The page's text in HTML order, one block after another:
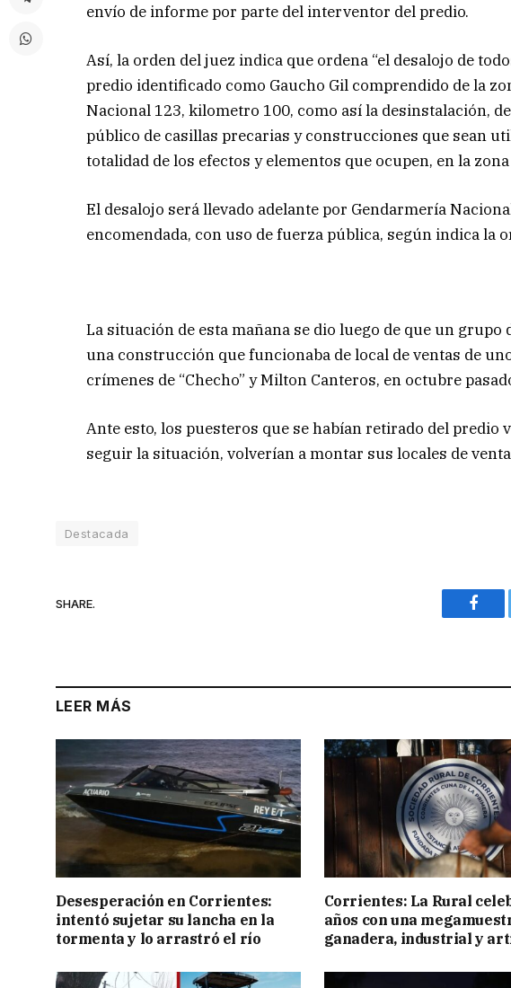
envío de informe por parte del interventor del predio.
Así, la orden del juez indica que ordena “el desalojo de
predio identificado como Gaucho Gil comprendido de la
Nacional 123, kilometro 100, como así la desinstalación,
público de casillas precarias y construcciones que sean
totalidad de los efectos y elementos que ocupen, en la
El desalojo será llevado adelante por Gendarmería
encomendada, con uso de fuerza pública, según indica la
La situación de esta mañana se dio luego de que un
una construcción que funcionaba de local de ventas de
crímenes de “Checho” y Milton Canteros, en octubre
Ante esto, los puesteros que se habían retirado del
seguir la situación, volverían a montar sus locales de
Destacada
SHARE.
LEER MÁS
Desesperación en Corrientes:
intentó sujetar su lancha en la
tormenta y lo arrastró el río
Corrientes: La Rural
años con una
ganadera, industrial y